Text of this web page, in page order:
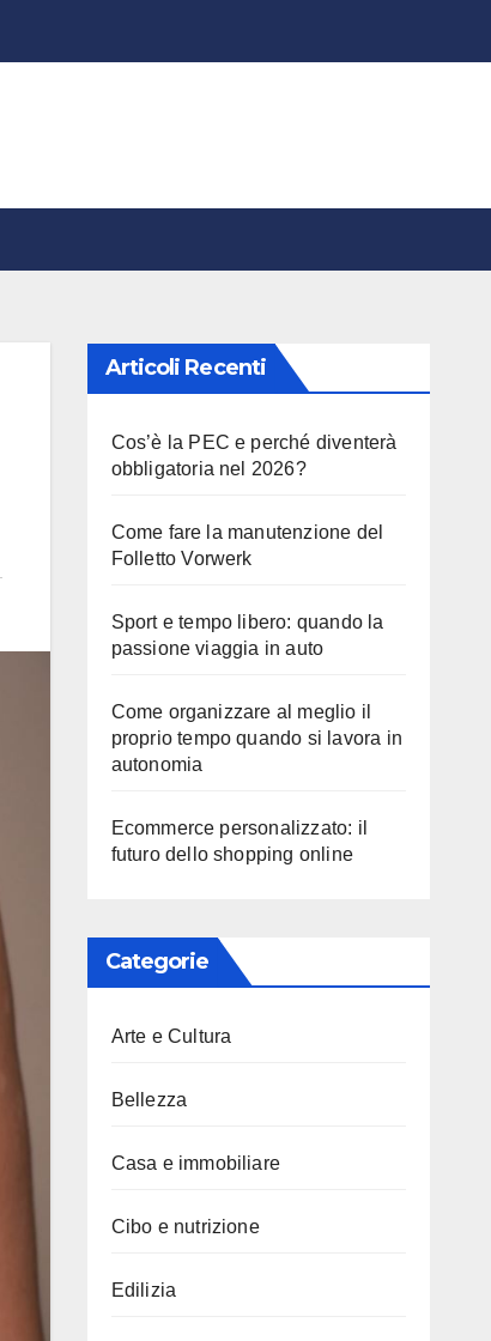
Articoli Recenti
Cos’è la PEC e perché diventerà
obbligatoria nel 2026?
Come fare la manutenzione del
Folletto Vorwerk
Sport e tempo libero: quando la
passione viaggia in auto
Come organizzare al meglio il
proprio tempo quando si lavora in
autonomia
Ecommerce personalizzato: il
futuro dello shopping online
Categorie
Arte e Cultura
Bellezza
Casa e immobiliare
Cibo e nutrizione
Edilizia